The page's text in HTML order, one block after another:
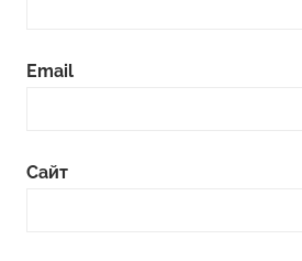
Email
Сайт